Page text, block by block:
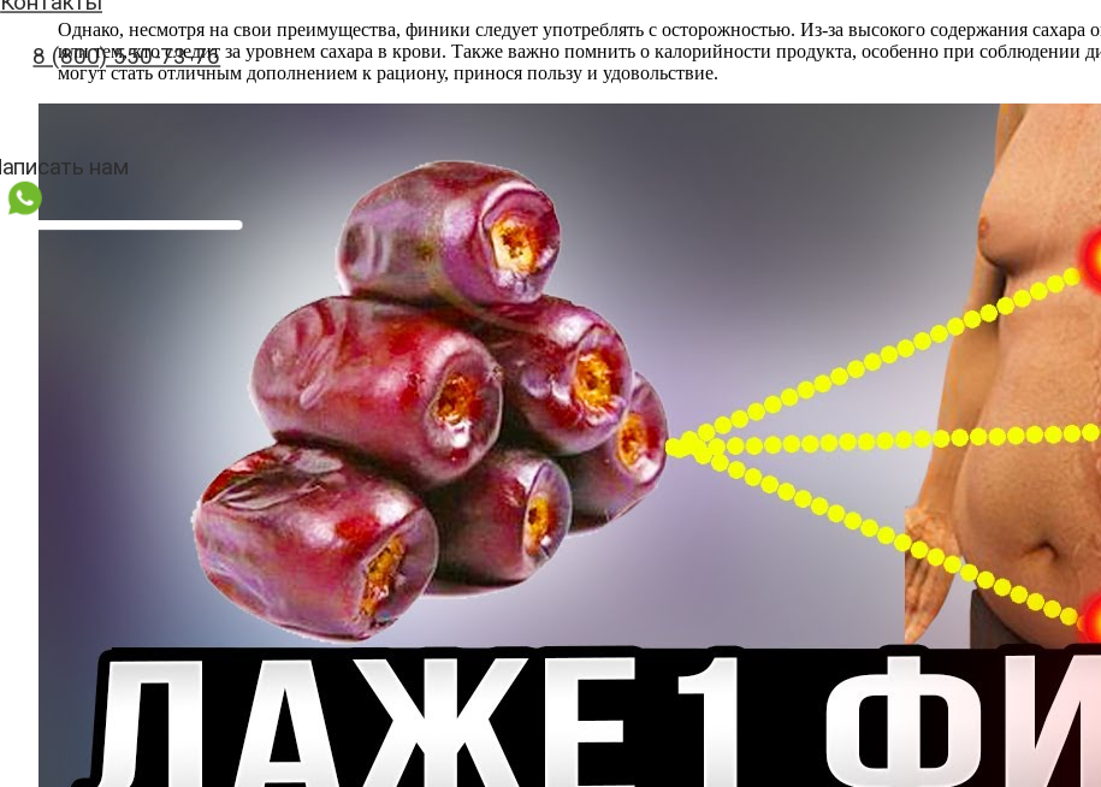
нам
Однако, несмотря на свои преимущества, финики следует употреблять с осторожностью. Из-за высокого содержания
или тем, кто следит за уровнем сахара в крови. Также важно помнить о калорийности продукта, особенно при
могут стать отличным дополнением к рациону, принося пользу и удовольствие.